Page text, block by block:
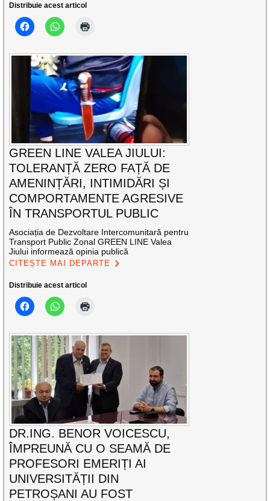
Distribuie acest articol
GREEN LINE VALEA JIULUI:
TOLERANȚĂ ZERO FAȚĂ DE
AMENINȚĂRI, INTIMIDĂRI ȘI
COMPORTAMENTE AGRESIVE
ÎN TRANSPORTUL PUBLIC
Asociația de Dezvoltare Intercomunitară pentru
Transport Public Zonal GREEN LINE Valea
Jiului informează opinia publică
CITEȘTE MAI DEPARTE
Distribuie acest articol
DR.ING. BENOR VOICESCU,
ÎMPREUNĂ CU O SEAMĂ DE
PROFESORI EMERIȚI AI
UNIVERSITĂȚII DIN
PETROȘANI AU FOST